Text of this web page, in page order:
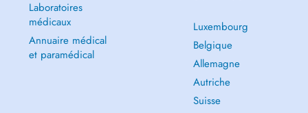
Support during traumatic events, life changes, changing personal
habits, and managing work-related issues.
Psychological support using clinical interviews, dream interpretation,
aptitude and personality tests, emotional state assessment, relaxation
and controlled breathing sessions, as well as mindfulness or autogenic
Laboratoires
médicaux
Annuaire médical
et paramédical
Luxembourg
Belgique
Allemagne
Autriche
Suisse